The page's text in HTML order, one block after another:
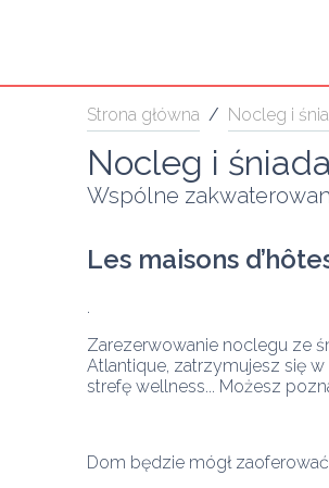
Strona główna / Nocleg i
Nocleg i
Wspólne
Les maisons
Zarezerwowanie noclegu ze
Atlantique, zatrzymujesz się
strefę wellness... Możesz